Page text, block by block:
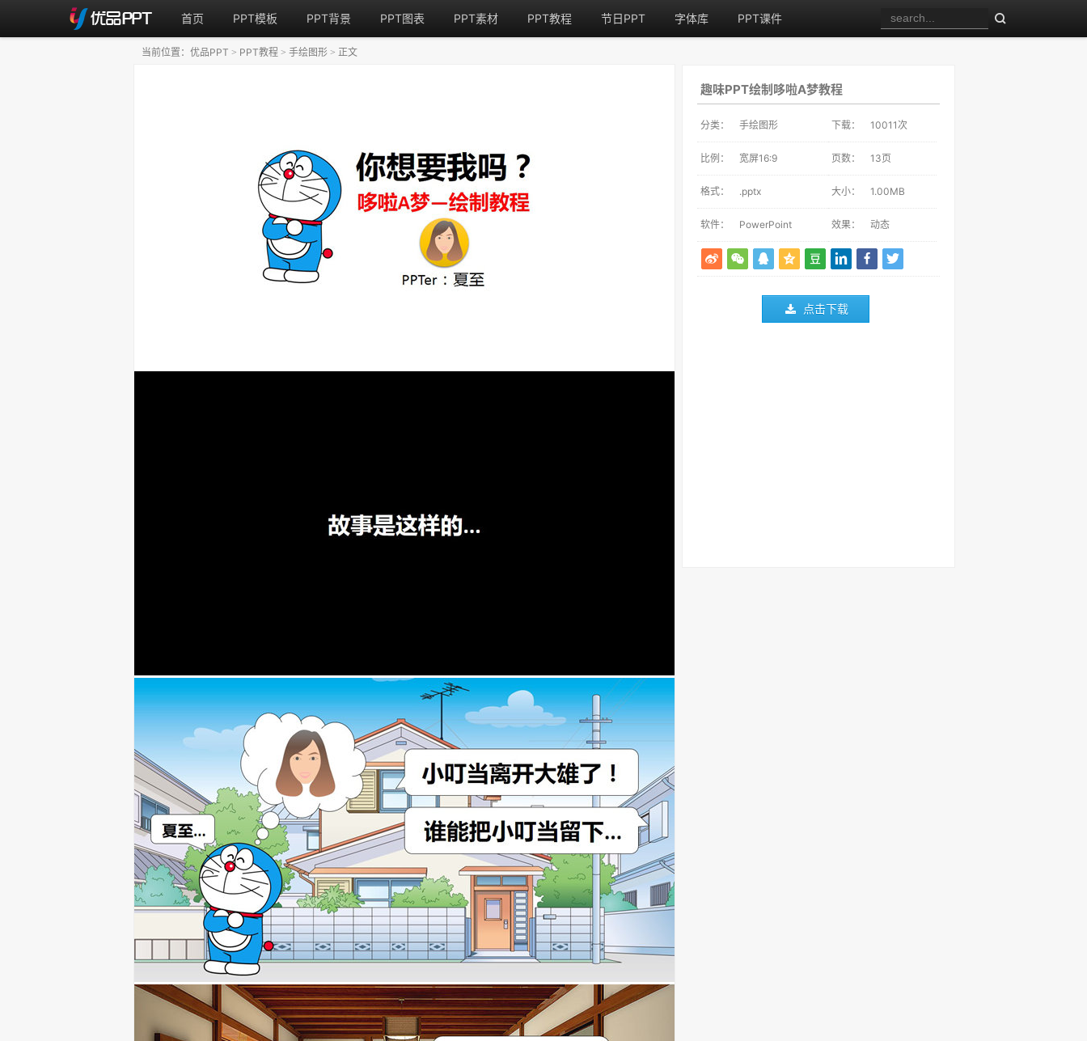
首页 PPT模板 PPT背景 PPT图表 PPT素材 PPT教程 节日PPT 字体库 PPT课件
趣味PPT绘制哆啦A梦教程
分类： 手绘图形 下载： 10011次
比例： 宽屏16:9 页数： 13页
格式： .pptx 大小： 1.00MB
软件： PowerPoint 效果： 动态
点击下载
当前位置： 优品PPT > PPT教程 > 手绘图形 > 正文